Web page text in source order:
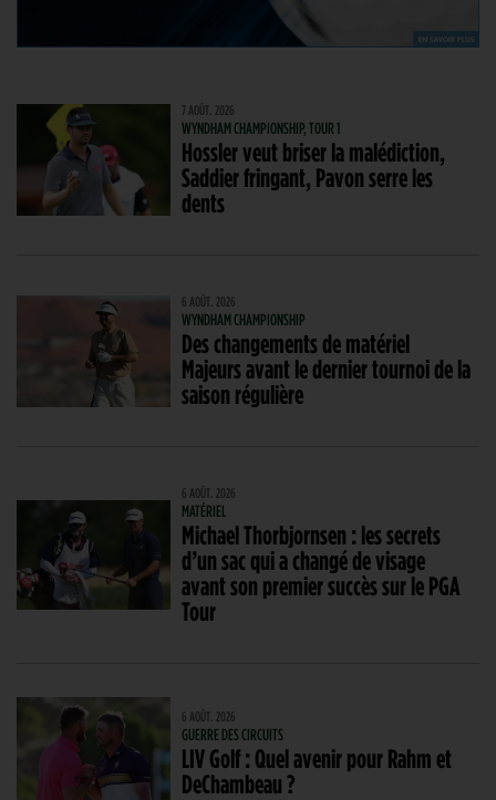
7 AOÛT. 2026
WYNDHAM CHAMPIONSHIP, TOUR 1
Hossler veut briser la malédiction,
Saddier fringant, Pavon serre les
dents
6 AOÛT. 2026
WYNDHAM CHAMPIONSHIP
Des changements de matériel
Majeurs avant le dernier tournoi de la
saison régulière
6 AOÛT. 2026
MATÉRIEL
Michael Thorbjornsen : les secrets
d’un sac qui a changé de visage
avant son premier succès sur le PGA
Tour
6 AOÛT. 2026
GUERRE DES CIRCUITS
LIV Golf : Quel avenir pour Rahm et
DeChambeau ?